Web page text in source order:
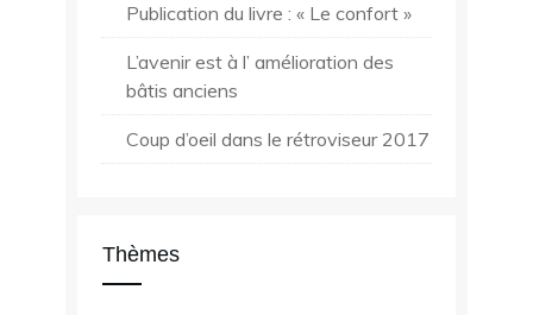
Publication du livre : « Le confort »
L’avenir est à l’ amélioration des
bâtis anciens
Coup d’oeil dans le rétroviseur 2017
Thèmes